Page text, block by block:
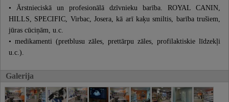
• Ārstnieciskā un profesionālā dzīvnieku barība. ROYAL CANIN,
HILLS, SPECIFIC, Virbac, Josera, kā arī kaķu smiltis, barība trušiem,
jūras cūciņām, u.c.
• medikamenti (pretblusu zāles, prettārpu zāles, profilaktiskie līdzekļi
u.c.).
Galerija